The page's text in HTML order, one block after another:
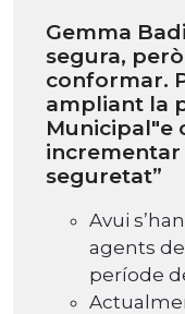
Gemma
segura,
conformar.
ampliant la
Municipal"e
incrementar
seguretat”
Avui
agents
període